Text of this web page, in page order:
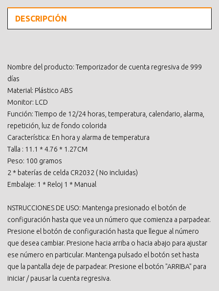
DESCRIPCIÓN
Nombre del producto: Temporizador de cuenta regresiva de 999
días
Material: Plástico ABS
Monitor: LCD
Función: Tiempo de 12/24 horas, temperatura, calendario, alarma,
repetición, luz de fondo colorida
Característica: En hora y alarma de temperatura
Talla : 11.1 * 4.76 * 1.27CM
Peso: 100 gramos
2 * baterías de celda CR2032 ( No incluidas)
Embalaje: 1 * Reloj 1 * Manual
NSTRUCCIONES DE USO: Mantenga presionado el botón de
configuración hasta que vea un número que comienza a parpadear.
Presione el botón de configuración hasta que llegue al número
que desea cambiar. Presione hacia arriba o hacia abajo para ajustar
ese número en particular. Mantenga pulsado el botón set hasta
que la pantalla deje de parpadear. Presione el botón "ARRIBA" para
iniciar / pausar la cuenta regresiva.